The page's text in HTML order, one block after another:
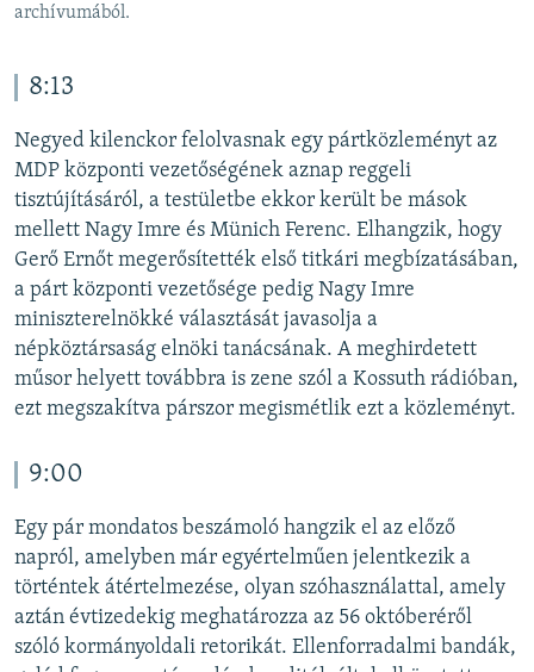
archívumából.
8:13
Negyed kilenckor felolvasnak egy pártközleményt az
MDP központi vezetőségének aznap reggeli
tisztújításáról, a testületbe ekkor került be mások
mellett Nagy Imre és Münich Ferenc. Elhangzik, hogy
Gerő Ernőt megerősítették első titkári megbízatásában,
a párt központi vezetősége pedig Nagy Imre
miniszterelnökké választását javasolja a
népköztársaság elnöki tanácsának. A meghirdetett
műsor helyett továbbra is zene szól a Kossuth rádióban,
ezt megszakítva párszor megismétlik ezt a közleményt.
9:00
Egy pár mondatos beszámoló hangzik el az előző
napról, amelyben már egyértelműen jelentkezik a
történtek átértelmezése, olyan szóhasználattal, amely
aztán évtizedekig meghatározza az 56 októberéről
szóló kormányoldali retorikát. Ellenforradalmi bandák,